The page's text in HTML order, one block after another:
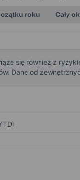
roku Cały
się również z
Dane od